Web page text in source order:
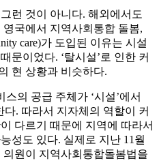
런 것이 아니다. 해외에서도
국에서 지역사회통합 돌봄,
care)가 도입된 이유는 시설
문이었다. ‘탈시설’로 인한 커
현 상황과 비슷하다.
의 공급 주체가 ‘시설’에서
다. 따라서 지자체의 역할이 커
다르기 때문에 지역에 따라서
성도 있다. 실제로 지난 11월
원이 지역사회통합돌봄법을